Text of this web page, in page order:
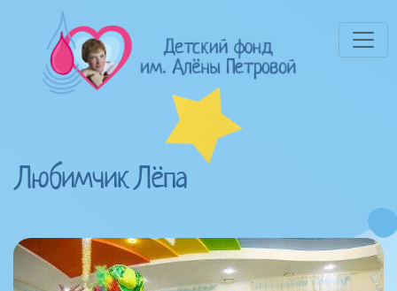
Любимчик Лёпа